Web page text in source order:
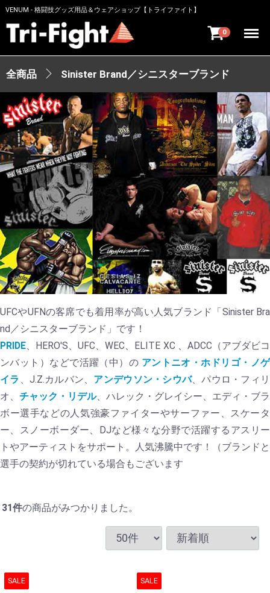
VENUM - 格闘技グッズ用品＆ウェアショップ【トライファイト】
0 Menu
全商品 Sinister Brand／シニスターブランド
UFCやUFNの客席でも着用率が高い人気ブランド「Sinister Bra
nd／シニスターブランド」です！
PRIDE 、HERO'S、UFC、WEC、ELITE XC 、ADCC（アブダビコ
ンバット）などで活躍（中）の アントニオ・ホドリゴ・ノゲ
イラ
、J.Z.カルバン、 アンデウソン・シウバ、パウロ・フィリ
オ、 チャック・リデル、ハレック・グレイシー、エディ・ブラ
ボー選手などの人気強豪ファイターやサーファー、スケータ
ー、スノーボーダー、DJなど様々な分野で活躍するアスリー
トやアーティストをサポート。人気沸騰中です！（ブランドと
選手の契約が切れている場合もございます
31件の商品がみつかりました。
SALE SALE